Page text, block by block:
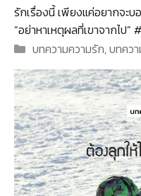
รักเรื่องนี้ เพียงแค่อยากจะบ
“อย่าหาเหตุผลที่เขาจากไป”
Categories
บทความความรัก,บทคว